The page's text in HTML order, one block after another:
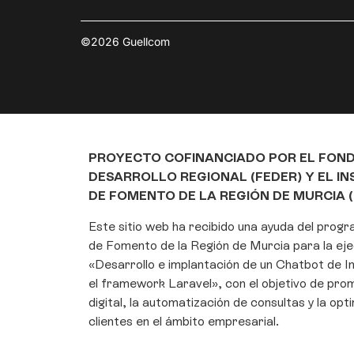
©2026 Guellcom
PROYECTO COFINANCIADO POR EL
DESARROLLO REGIONAL (FEDER) Y EL
DE FOMENTO DE LA REGIÓN DE MURCIA
Este sitio web ha recibido una ayuda del
de Fomento de la Región de Murcia para la
«Desarrollo e implantación de un Chatbot de
el framework Laravel», con el objetivo de
digital, la automatización de consultas y la
clientes en el ámbito empresarial.